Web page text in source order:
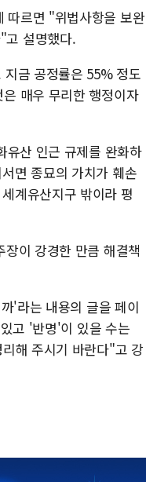
따르면 "위법사항을 보완
고 설명했다.
금 공정률은 55% 정도
매우 무리한 행정이자
유산 인근 규제를 완화하
면 종묘의 가치가 훼손
계유산지구 밖이라 평
이 강경한 만큼 해결책
'라는 내용의 글을 페이
고 '반명'이 있을 수는
해 주시기 바란다"고 강